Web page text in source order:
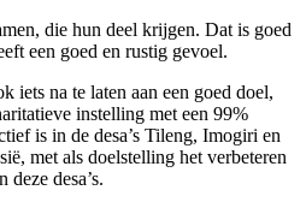
die hun deel krijgen. Dat is goed
een goed en rustig gevoel.
iets na te laten aan een goed doel,
instelling met een 99%
is in de desa’s Tileng, Imogiri en
met als doelstelling het verbeteren
desa’s.